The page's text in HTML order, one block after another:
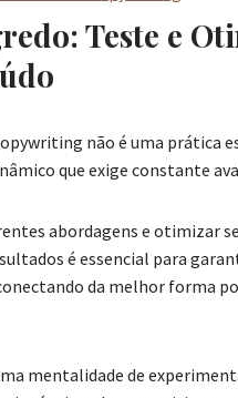
Teste e
não é uma prática
que exige constante
abordagens e otimizar
é essencial para
da melhor forma
mentalidade de